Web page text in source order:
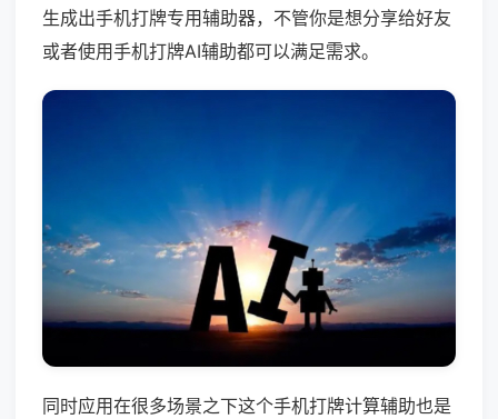
生成出手机打牌专用辅助器，不管你是想分享给好友
或者使用手机打牌AI辅助都可以满足需求。
同时应用在很多场景之下这个手机打牌计算辅助也是